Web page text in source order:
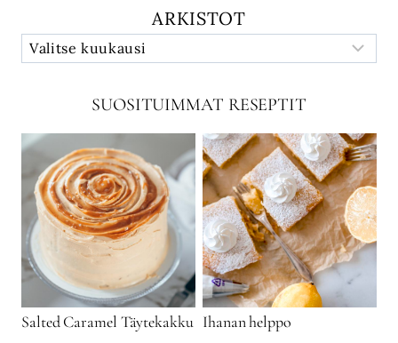
ARKISTOT
SUOSITUIMMAT RESEPTIT
Salted Caramel Täytekakku Ihanan helppo